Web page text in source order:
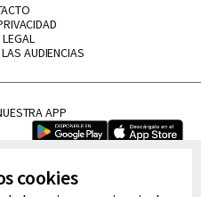
AUDIENCIAS
APP
cookies